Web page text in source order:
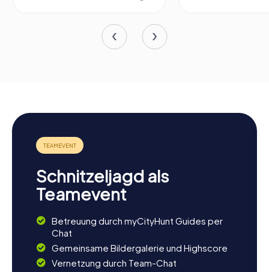
Schnitzeljagd als
Teamevent
Betreuung durch myCityHunt Guides per
Chat
Gemeinsame Bildergalerie und Highscore
Vernetzung durch Team-Chat